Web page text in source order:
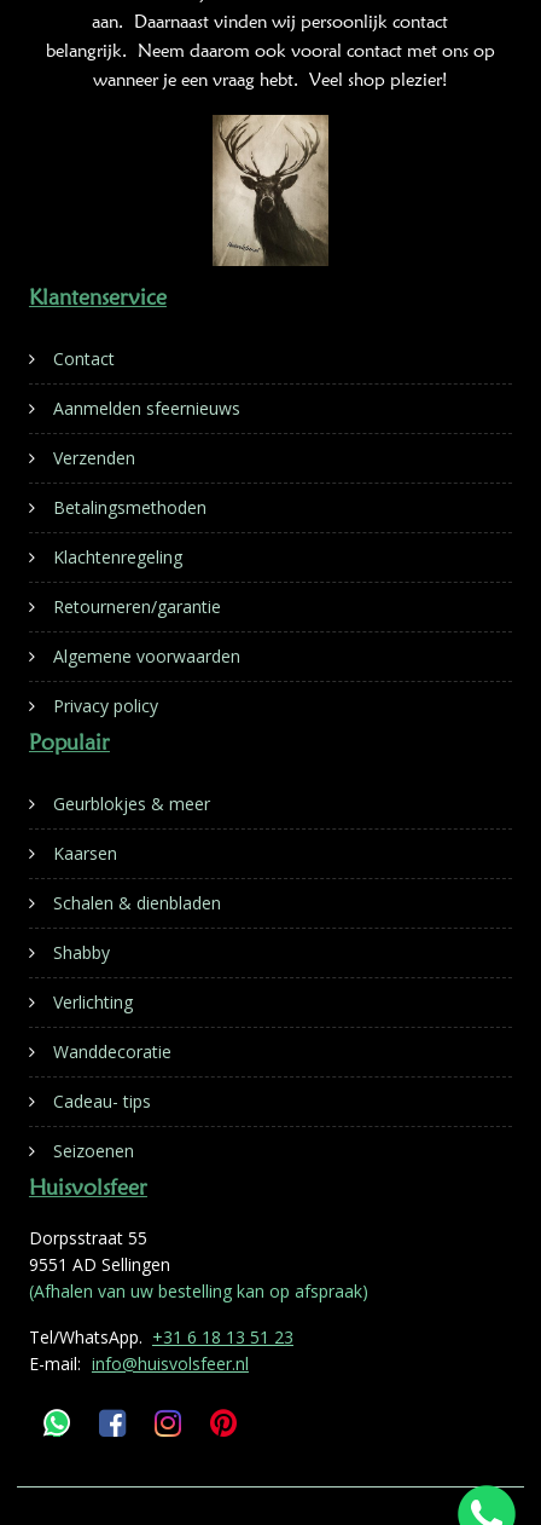
aan. Daarnaast vinden wij persoonlijk contact
belangrijk. Neem daarom ook vooral contact met ons op
wanneer je een vraag hebt. Veel shop plezier!
Klantenservice
Contact
Aanmelden sfeernieuws
Verzenden
Betalingsmethoden
Klachtenregeling
Retourneren/garantie
Algemene voorwaarden
Privacy policy
Populair
Geurblokjes & meer
Kaarsen
Schalen & dienbladen
Shabby
Verlichting
Wanddecoratie
Cadeau- tips
Seizoenen
Huisvolsfeer
Dorpsstraat 55
9551 AD Sellingen
(Afhalen van uw bestelling kan op afspraak)
Tel/WhatsApp. +31 6 18 13 51 23
E-mail: info@huisvolsfeer.nl